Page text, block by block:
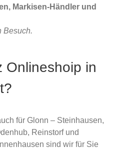
Markisen-Händler und
Besuch.
Onlineshoip in
für Glonn – Steinhausen,
Reinstorf und
sind wir für Sie